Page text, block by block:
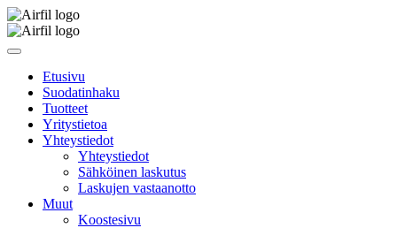
Etusivu
Suodatinhaku
Tuotteet
Yritystietoa
Yhteystiedot
Yhteystiedot
Sähköinen laskutus
Laskujen vastaanotto
Muut
Koostesivu